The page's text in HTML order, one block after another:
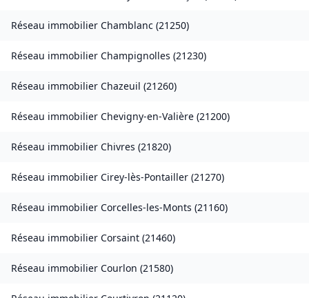
Réseau immobilier Chamblanc (21250)
Réseau immobilier Champignolles (21230)
Réseau immobilier Chazeuil (21260)
Réseau immobilier Chevigny-en-Valière (21200)
Réseau immobilier Chivres (21820)
Réseau immobilier Cirey-lès-Pontailler (21270)
Réseau immobilier Corcelles-les-Monts (21160)
Réseau immobilier Corsaint (21460)
Réseau immobilier Courlon (21580)